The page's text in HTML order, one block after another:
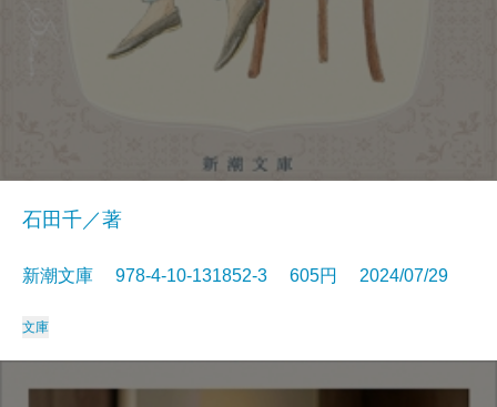
石田千／著
新潮文庫 978-4-10-131852-3 605円 2024/07/29
文庫